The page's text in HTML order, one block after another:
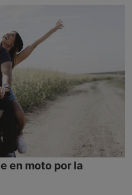
en moto por la